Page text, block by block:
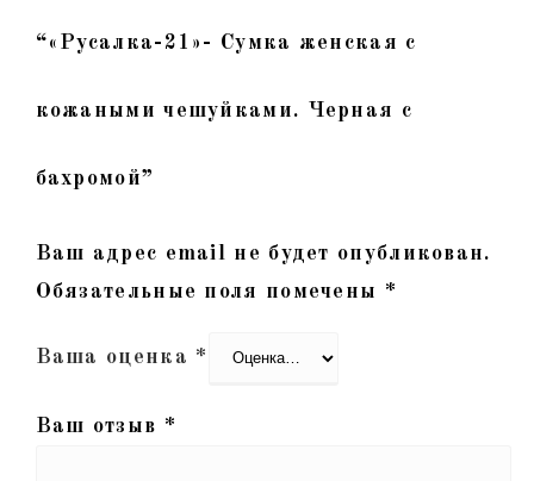
“«Русалка-21»- Сумка женская с
кожаными чешуйками. Черная с
бахромой”
Ваш адрес email не будет опубликован.
Обязательные поля помечены *
Ваша оценка *
Ваш отзыв *